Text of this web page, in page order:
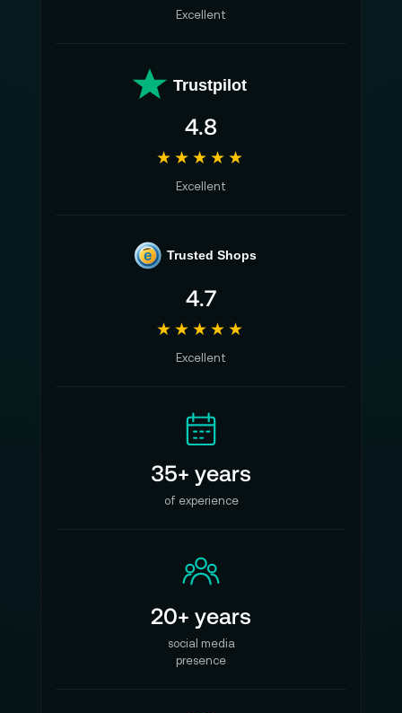
Excellent
Trustpilot
4.8
★★★★★
Excellent
e Trusted Shops
4.7
★★★★★
Excellent
35+ years
of experience
20+ years
social media
presence